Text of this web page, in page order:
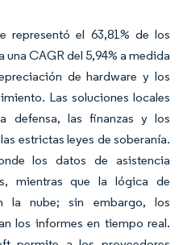
representó el 63,81% de los
una CAGR del 5,94% a medida
de hardware y los
Las soluciones locales
defensa, las finanzas y los
estrictas leyes de soberanía.
los datos de asistencia
mientras que la lógica de
la nube; sin embargo, los
los informes en tiempo real.